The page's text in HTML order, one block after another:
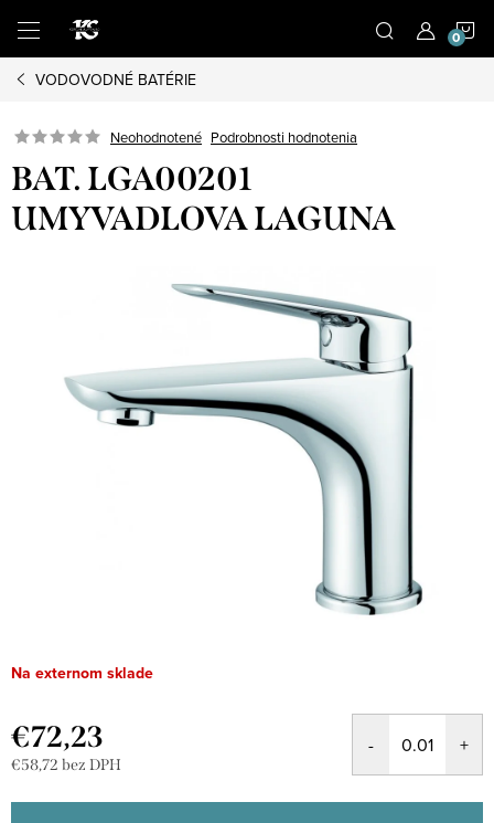
obsah
VODOVODNÉ BATÉRIE
Neohodnotené Podrobnosti hodnotenia
BAT. LGA00201
UMYVADLOVA LAGUNA
Na externom sklade
€72,23
€58,72 bez DPH
cena: